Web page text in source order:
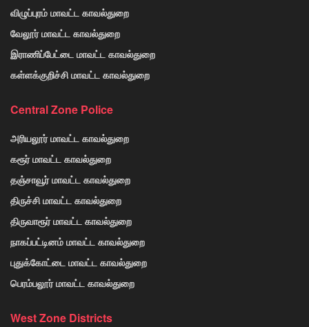
விழுப்புரம் மாவட்ட காவல்துறை
வேலூர் மாவட்ட காவல்துறை
இராணிப்பேட்டை மாவட்ட காவல்துறை
கள்ளக்குறிச்சி மாவட்ட காவல்துறை
Central Zone Police
அரியலூர் மாவட்ட காவல்துறை
கரூர் மாவட்ட காவல்துறை
தஞ்சாவூர் மாவட்ட காவல்துறை
திருச்சி மாவட்ட காவல்துறை
திருவாரூர் மாவட்ட காவல்துறை
நாகப்பட்டினம் மாவட்ட காவல்துறை
புதுக்கோட்டை மாவட்ட காவல்துறை
பெரம்பலூர் மாவட்ட காவல்துறை
West Zone Districts